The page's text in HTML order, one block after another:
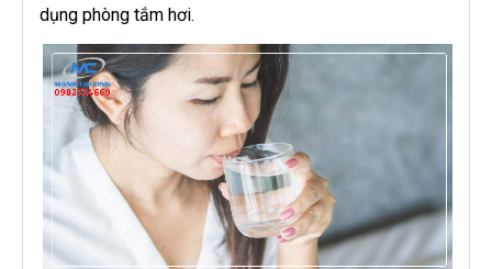
dụng phòng tắm hơi.